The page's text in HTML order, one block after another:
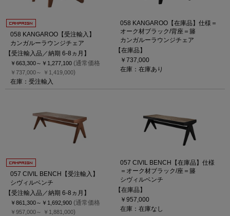
058 KANGAROO【受注輸入】
カンガルーラウンジチェア
【受注輸入品／納期 6-8ヵ月】
￥663,300～ ￥1,277,100 (通常価格
￥737,000～ ￥1,419,000)
在庫：受注輸入
058 KANGAROO【在庫品】仕様＝
オーク材ブラック/背座＝籐
カンガルーラウンジチェア
【在庫品】
￥737,000
在庫：在庫あり
057 CIVIL BENCH【受注輸入】
シヴィルベンチ
【受注輸入品／納期 6-8ヵ月】
￥861,300～ ￥1,692,900 (通常価格
￥957,000～ ￥1,881,000)
057 CIVIL BENCH【在庫品】仕様
＝オーク材ブラック/座＝籐
シヴィルベンチ
【在庫品】
￥957,000
在庫：在庫なし